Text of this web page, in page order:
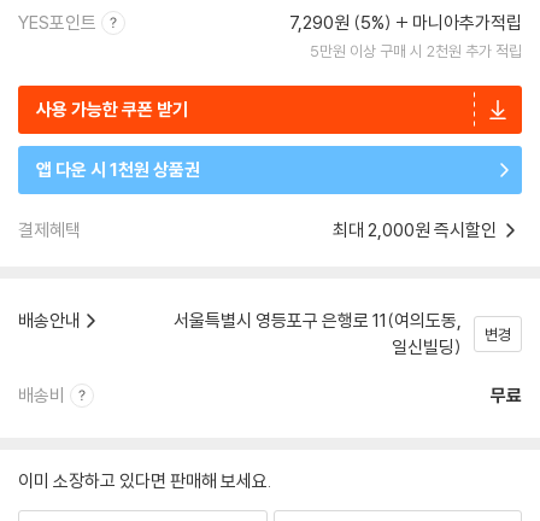
YES포인트 7,290원 (5%) 마니아추가적립
5만원 이상 구매 시 2천원 추가 적립
사용 가능한 쿠폰 받기
앱 다운 시 1천원 상품권
결제혜택 최대 2,000원 즉시할인
배송안내
서울특별시 영등포구 은행로 11(여의도동,
일신빌딩)
변경
배송비 무료
이미 소장하고 있다면 판매해 보세요.